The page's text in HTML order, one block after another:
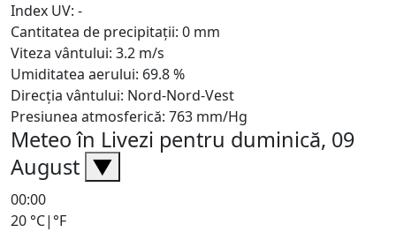
Index UV: -
Cantitatea de precipitații: 0 mm
Viteza vântului: 3.2 m/s
Umiditatea aerului: 69.8%
Direcția vântului: Nord-Nord-Vest
Presiunea atmosferică: 763 mm/Hg
Meteo în Livezi pentru duminică, 09
August ▼
00:00
20 °C| °F